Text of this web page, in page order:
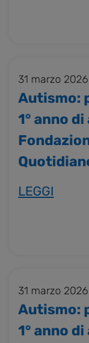
31 marzo 2026
Autismo:
1° anno
LEGGI
31 marzo 2026
Autismo:
1° anno